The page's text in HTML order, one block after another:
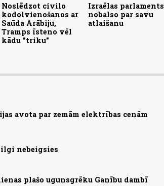
Noslēdzot civilo
kodolvienošanos ar
Saūda Arābiju,
Tramps īsteno vēl
kādu "triku"
Izraēlas parlaments
nobalso par savu
atlaišanu
avota par zemām elektrības cenām
nebeigsies
plašo ugunsgrēku Ganību dambī